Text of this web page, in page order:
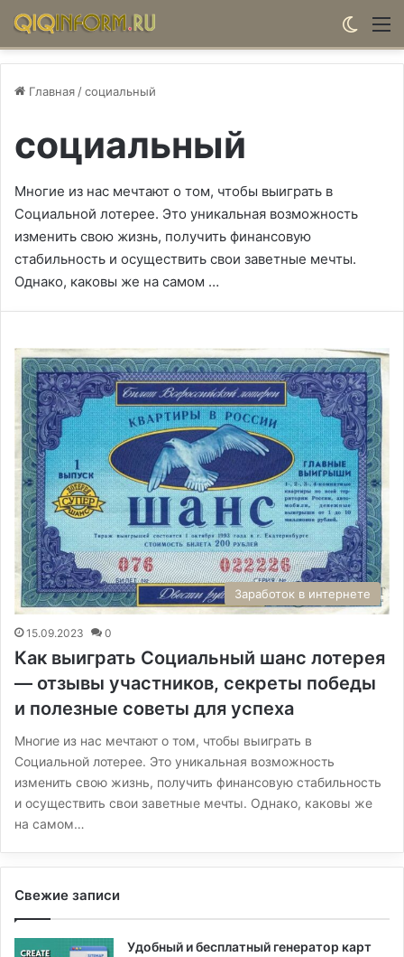
Главная /социальный
социальный
Многие из нас мечтают о том, чтобы выиграть в
Социальной лотерее. Это уникальная возможность
изменить свою жизнь, получить финансовую
стабильность и осуществить свои заветные мечты.
Однако, каковы же на самом …
Заработок в интернете
15.09.2023 0
Как выиграть Социальный шанс лотерея
— отзывы участников, секреты победы
и полезные советы для успеха
Многие из нас мечтают о том, чтобы выиграть в
Социальной лотерее. Это уникальная возможность
изменить свою жизнь, получить финансовую стабильность
и осуществить свои заветные мечты. Однако, каковы же
на самом…
Свежие записи
Удобный и бесплатный генератор карт